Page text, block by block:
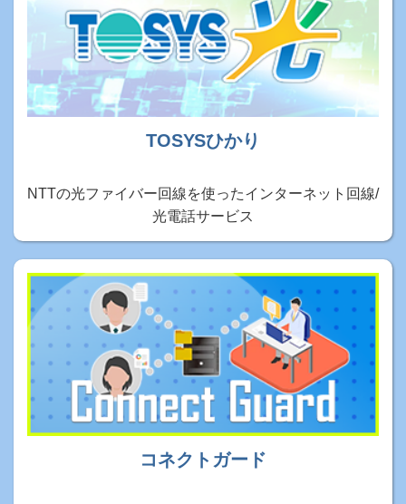
TOSYSひかり
NTTの光ファイバー回線を使ったインターネット回線/
光電話サービス
コネクトガード